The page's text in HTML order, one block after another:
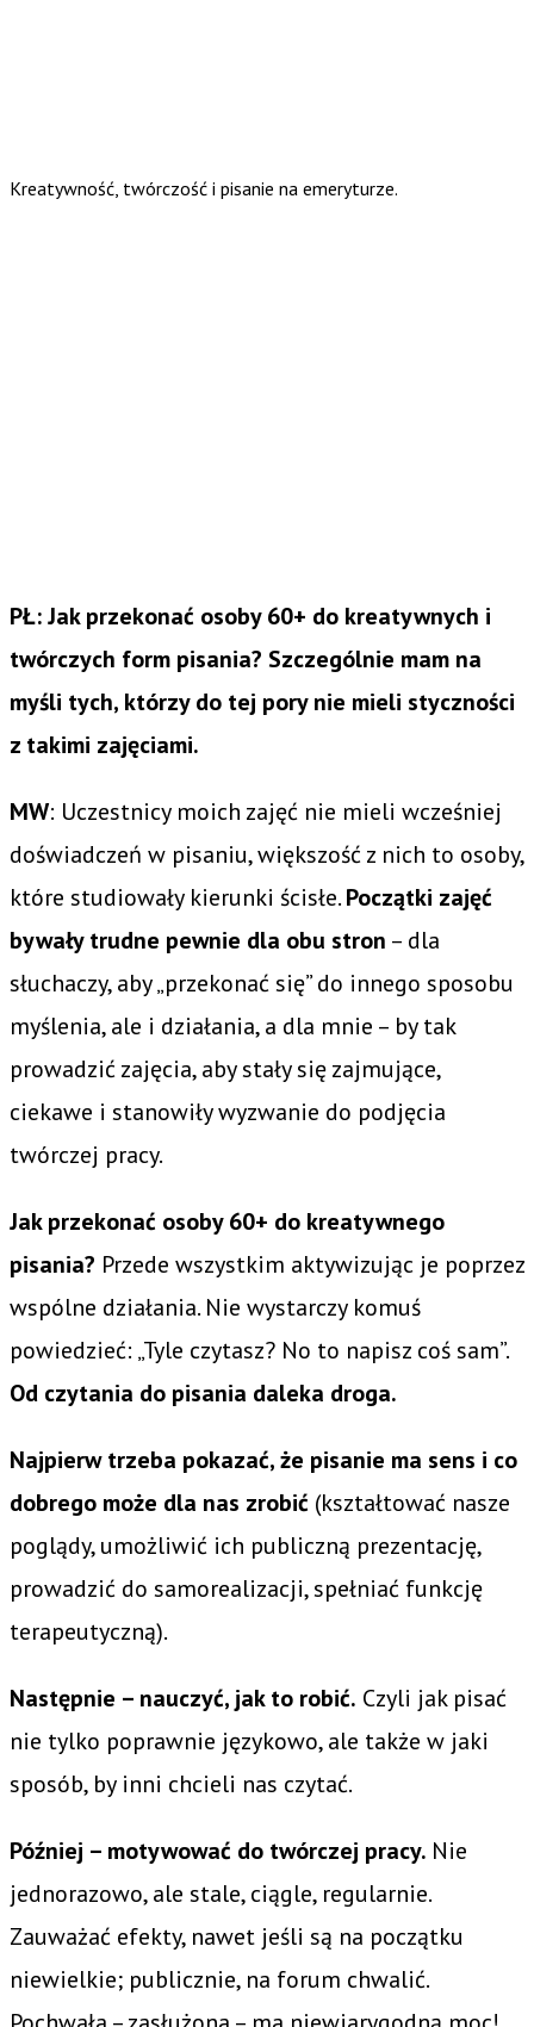
Kreatywność, twórczość i pisanie na emeryturze.
PŁ: Jak przekonać osoby 60+ do kreatywnych i
twórczych form pisania? Szczególnie mam na
myśli tych, którzy do tej pory nie mieli styczności
z takimi zajęciami.
MW: Uczestnicy moich zajęć nie mieli wcześniej
doświadczeń w pisaniu, większość z nich to osoby,
które studiowały kierunki ścisłe.Początki zajęć
bywały trudne pewnie dla obu stron – dla
słuchaczy, aby „przekonać się” do innego sposobu
myślenia, ale i działania, a dla mnie – by tak
prowadzić zajęcia, aby stały się zajmujące,
ciekawe i stanowiły wyzwanie do podjęcia
twórczej pracy.
Jak przekonać osoby 60+ do kreatywnego
pisania? Przede wszystkim aktywizując je poprzez
wspólne działania. Nie wystarczy komuś
powiedzieć: „Tyle czytasz? No to napisz coś sam”.
Od czytania do pisania daleka droga.
Najpierw trzeba pokazać, że pisanie ma sens i co
dobrego może dla nas zrobić (kształtować nasze
poglądy, umożliwić ich publiczną prezentację,
prowadzić do samorealizacji, spełniać funkcję
terapeutyczną).
Następnie – nauczyć, jak to robić. Czyli jak pisać
nie tylko poprawnie językowo, ale także w jaki
sposób, by inni chcieli nas czytać.
Później – motywować do twórczej pracy. Nie
jednorazowo, ale stale, ciągle, regularnie.
Zauważać efekty, nawet jeśli są na początku
niewielkie; publicznie, na forum chwalić.